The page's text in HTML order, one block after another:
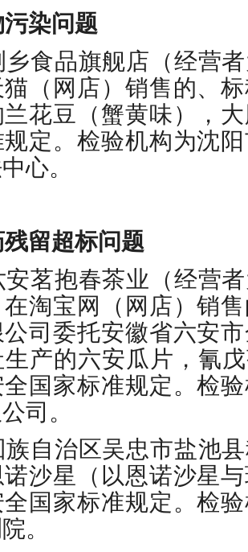
染问题
乡食品旗舰店（经营
（网店）销售的、
花豆（蟹黄味），
规定。检验机构为沈
心。
留超标问题
安茗抱春茶业（经营
在淘宝网（网店）销
司委托安徽省六安
产的六安瓜片，氰
国家标准规定。检
司。
族自治区吴忠市盐池
沙星（以恩诺沙星
国家标准规定。检
。